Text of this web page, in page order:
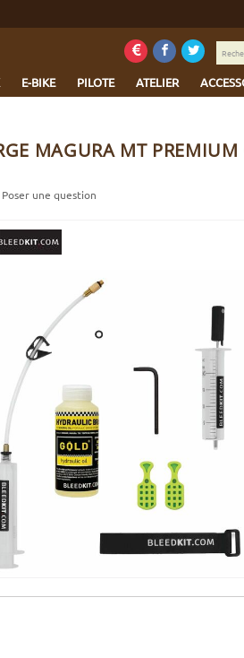
E-BIKE PILOTE ATELIER
Rechercher
un
une
marque...
MAGURA MT
Poser une question